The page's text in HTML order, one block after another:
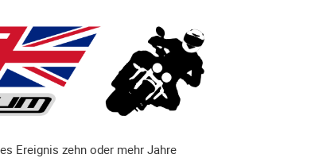
Ereignis zehn oder mehr Jahre